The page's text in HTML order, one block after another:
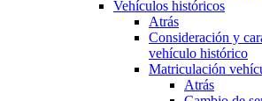
Vehículos históricos
Atrás
Consideración y
vehículo histórico
Matriculación
Atrás